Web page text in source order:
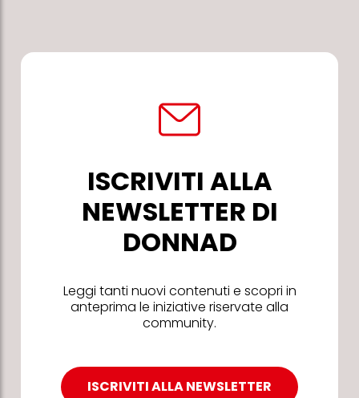
ISCRIVITI ALLA
NEWSLETTER DI
DONNAD
Leggi tanti nuovi contenuti e scopri in
anteprima le iniziative riservate alla
community.
ISCRIVITI ALLA NEWSLETTER